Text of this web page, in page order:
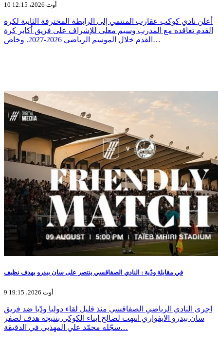
10 أوت 2026، 12:15
أعلن نادي كوكب عقارب المنتمي إلى الرابطة المحترفة الثانية لكرة
القدم تعاقده مع المدرب وسيم معلى للإشراف على فريق أكابر كرة
القدم خلال الموسم الرياضي 2026-2027. وخاض…
في مقابلة ودّية : النادي الصفاقسي ينتصر على سان بيدرو بهدف نظيف
9 أوت 2026، 19:15
اجرى النادي الرياضي الصفاقسي منذ قليل لقاء دوليا ودّيا ضد فريق
سان بيدرو الايفواري انتهت لصالح ابناء الكوكي بنتيجة هدف لصفر
سجّله محمّد علي المهذبي في الدقيقة…